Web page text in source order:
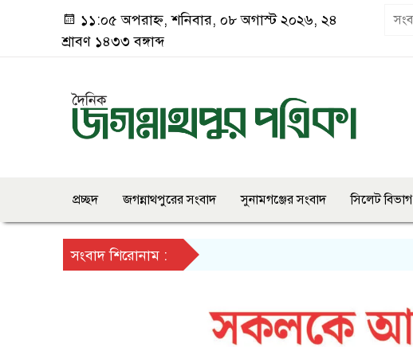
১১:০৫ অপরাহ্ন, শনিবার, ০৮ অগাস্ট ২০২৬, ২৪
শ্রাবণ ১৪৩৩ বঙ্গাব্দ
প্রচ্ছদ জগন্নাথপুরের সংবাদ সুনামগঞ্জের সংবাদ সিলেট বিভাগ
সংবাদ শিরোনাম :